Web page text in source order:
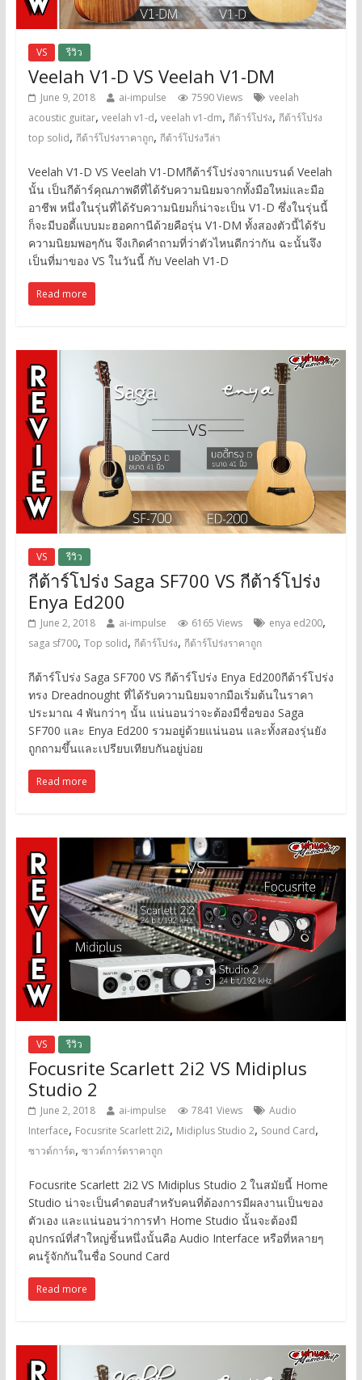
VS รีวิว
Veelah V1-D VS Veelah V1-DM
June 9, 2018 ai-impulse 7590 Views
veelah
acoustic guitar, veelah v1-d, veelah v1-dm, กีต้าร์โปร่ง, กีต้าร์โปร่ง
top solid, กีต้าร์โปร่งราคาถูก, กีต้าร์โปร่งวีล่า
Veelah V1-D VS Veelah V1-DMกีต้าร์โปร่งจากแบรนด์ Veelah
นั้น เป็นกีต้าร์คุณภาพดีที่ได้รับความนิยมจากทั้งมือใหม่และมือ
อาชีพ หนึ่งในรุ่นที่ได้รับความนิยมก็น่าจะเป็น V1-D ซึ่งในรุ่นนี้
ก็จะมีบอดี้แบบมะฮอคกานีด้วยคือรุ่น V1-DM ทั้งสองตัวนี้ได้รับ
ความนิยมพอๆกัน จึงเกิดคำถามที่ว่าตัวไหนดีกว่ากัน ฉะนั้นจึง
เป็นที่มาของ VS ในวันนี้ กับ Veelah V1-D
Read more
VS รีวิว
กีต้าร์โปร่ง Saga SF700 VS กีต้าร์โปร่ง
Enya Ed200
June 2, 2018 ai-impulse 6165 Views enya ed200,
saga sf700, Top solid, กีต้าร์โปร่ง, กีต้าร์โปร่งราคาถูก
กีต้าร์โปร่ง Saga SF700 VS กีต้าร์โปร่ง Enya Ed200กีต้าร์โปร่ง
ทรง Dreadnought ที่ได้รับความนิยมจากมือเริ่มต้นในราคา
ประมาณ 4 พันกว่าๆ นั้น แน่นอนว่าจะต้องมีชื่อของ Saga
SF700 และ Enya Ed200 รวมอยู่ด้วยแน่นอน และทั้งสองรุ่นยัง
ถูกถามขึ้นและเปรียบเทียบกันอยู่บ่อย
Read more
VS รีวิว
Focusrite Scarlett 2i2 VS Midiplus
Studio 2
June 2, 2018 ai-impulse 7841 Views
Audio
Interface, Focusrite Scarlett 2i2, Midiplus Studio 2, Sound Card,
ซาวด์การ์ด, ซาวด์การ์ดราคาถูก
Focusrite Scarlett 2i2 VS Midiplus Studio 2 ในสมัยนี้ Home
Studio น่าจะเป็นคำตอบสำหรับคนที่ต้องการมีผลงานเป็นของ
ตัวเอง และแน่นอนว่าการทำ Home Studio นั้นจะต้องมี
อุปกรณ์ที่สำใหญ่ชิ้นหนึ่งนั้นคือ Audio Interface หรือที่หลายๆ
คนรู้จักกันในชื่อ Sound Card
Read more